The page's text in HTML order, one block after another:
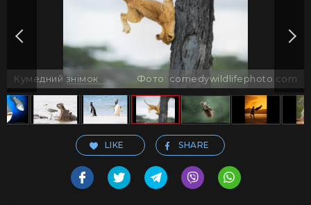
Кумедний знімок Фото: comedywildlifephoto.com
LIKE SHARE